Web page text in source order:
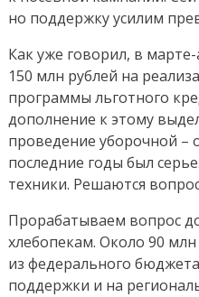
но поддержку усилим
Как уже говорил, в
150 млн рублей на
программы льготного
дополнение к этому
проведение уборочной –
последние годы был
техники. Решаются
Прорабатываем вопрос
хлебопекам. Около 90
из федерального
поддержки и на